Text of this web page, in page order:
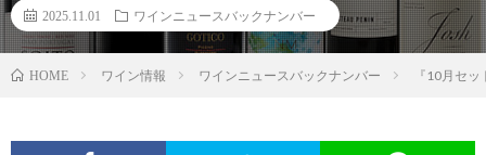
2025.11.01 ワインニュースバックナンバー
HOME ワイン情報 ワインニュースバックナンバー 『10月セ